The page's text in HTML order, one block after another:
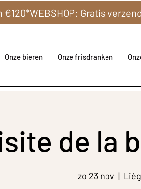
Onze bieren Onze frisdranken
de la
zo 23 nov
  |